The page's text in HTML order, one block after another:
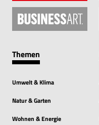
Themen
Umwelt & Klima
Natur & Garten
Wohnen & Energie